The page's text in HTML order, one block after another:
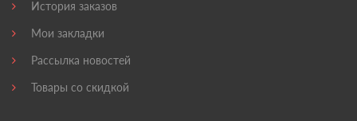
История заказов
Мои закладки
Рассылка новостей
Товары со скидкой